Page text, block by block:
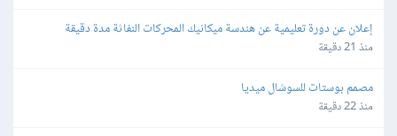
إعلان عن دورة تعليمية عن هندسة ميكانيك المحركات النفاثة مدة دقيقة
منذ 21 دقيقة
مصمم بوستات للسوشال ميديا
منذ 22 دقيقة